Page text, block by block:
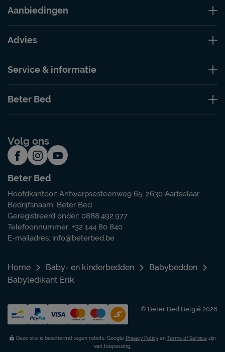
Aanbiedingen
Advies
Service & informatie
Beter Bed
Volg ons
Beter Bed
Hoofdkantoor: Antwerpsesteenweg 65, 2630 Aartselaar
Bedrijfsnaam: Beter Bed
Geregistreerd onder: 0888.492.977
Telefoonnummer: +32 144 80 840
E-mailadres: info@beterbed.be
Home Baby- en kinderbedden
Babybedden
Babyledikant Erik
© Beter Bed België 2026
Deze site is beschermd tegen robots. Google Privacy Policyen Terms of Servicezijn
van toepassing.